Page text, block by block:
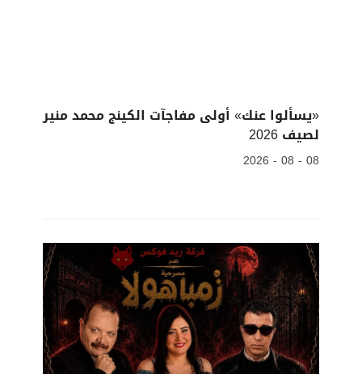
«يسألوا عنك» أولى مفاجآت الكينج محمد منير
لصيف 2026
08 - 08 - 2026